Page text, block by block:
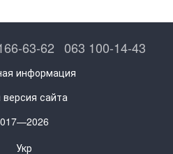
63-62 063 100-14-43
информация
сайта
Укр